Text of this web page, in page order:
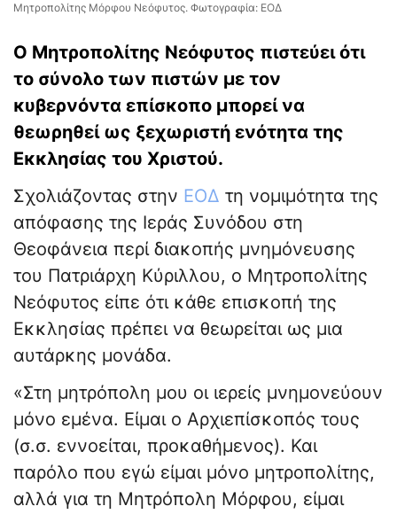
Μητροπολίτης Μόρφου Νεόφυτος. Φωτογραφία: ΕΟΔ
Ο Μητροπολίτης Νεόφυτος πιστεύει ότι
το σύνολο των πιστών με τον
κυβερνόντα επίσκοπο μπορεί να
θεωρηθεί ως ξεχωριστή ενότητα της
Εκκλησίας του Χριστού.
Σχολιάζοντας στην ΕΟΔ τη νομιμότητα της
απόφασης της Ιεράς Συνόδου στη
Θεοφάνεια περί διακοπής μνημόνευσης
του Πατριάρχη Κύριλλου, ο Μητροπολίτης
Νεόφυτος είπε ότι κάθε επισκοπή της
Εκκλησίας πρέπει να θεωρείται ως μια
αυτάρκης μονάδα.
«Στη μητρόπολη μου οι ιερείς μνημονεύουν
μόνο εμένα. Είμαι ο Αρχιεπίσκοπός τους
(σ.σ. εννοείται, προκαθήμενος). Και
παρόλο που εγώ είμαι μόνο μητροπολίτης,
αλλά για τη Μητρόπολη Μόρφου, είμαι